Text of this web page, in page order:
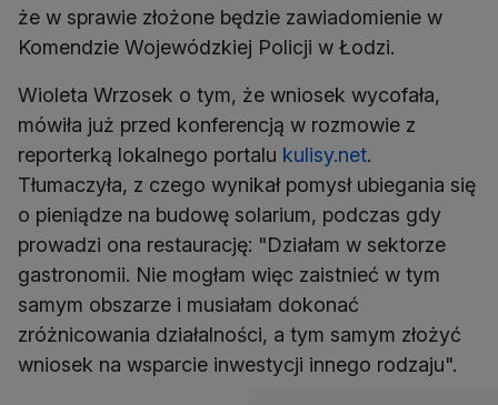
że w sprawie złożone będzie zawiadomienie w
Komendzie Wojewódzkiej Policji w Łodzi.
Wioleta Wrzosek o tym, że wniosek wycofała,
mówiła już przed konferencją w rozmowie z
reporterką lokalnego portalu kulisy.net.
Tłumaczyła, z czego wynikał pomysł ubiegania się
o pieniądze na budowę solarium, podczas gdy
prowadzi ona restaurację: "Działam w sektorze
gastronomii. Nie mogłam więc zaistnieć w tym
samym obszarze i musiałam dokonać
zróżnicowania działalności, a tym samym złożyć
wniosek na wsparcie inwestycji innego rodzaju".